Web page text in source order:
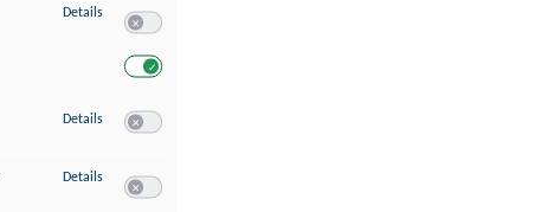
Details zu Messung der Werbeleistung
Details zu Messung der Performance von Inhalten
Details zu Analyse von Zielgruppen durch Statistiken oder Kombinationen von